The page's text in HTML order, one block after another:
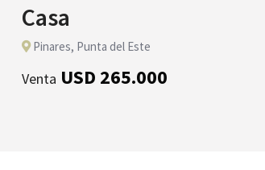
Casa
Pinares, Punta del Este
Venta USD 265.000